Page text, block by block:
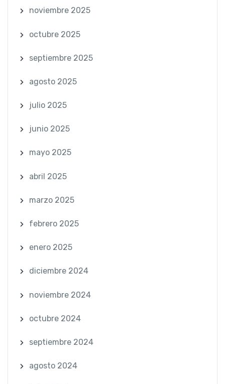
noviembre 2025
octubre 2025
septiembre 2025
agosto 2025
julio 2025
junio 2025
mayo 2025
abril 2025
marzo 2025
febrero 2025
enero 2025
diciembre 2024
noviembre 2024
octubre 2024
septiembre 2024
agosto 2024